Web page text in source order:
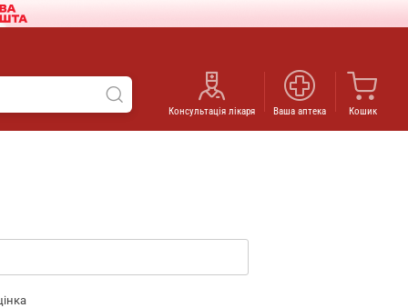
Консультація лікаря Ваша аптека Кошик